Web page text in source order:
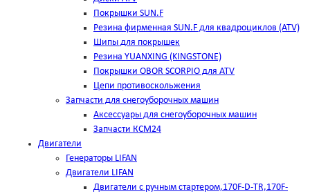
Покрышки SUN.F
Резина фирменная SUN.F для квадроциклов (АТV)
Шипы для покрышек
Резина YUANXING (KINGSTONE)
Покрышки OBOR SCORPIO для ATV
Цепи противоскольжения
Запчасти для снегоуборочных машин
Аксессуары для снегоуборочных машин
Запчасти КСМ24
Двигатели
Генераторы LIFAN
Двигатели LIFAN
Двигатели с ручным стартером,170F-D-TR,170F-